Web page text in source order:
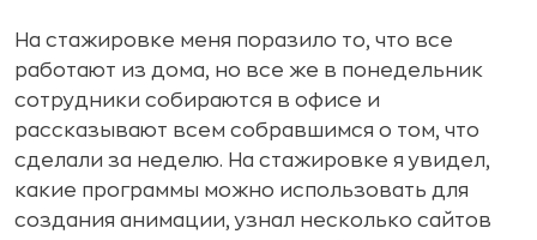
На стажировке меня поразило то, что все
работают из дома, но все же в понедельник
сотрудники собираются в офисе и
рассказывают всем собравшимся о том, что
сделали за неделю. На стажировке я увидел,
какие программы можно использовать для
создания анимации, узнал несколько сайтов